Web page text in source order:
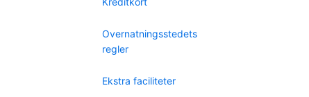
Overnatningsstedets
regler
Ekstra faciliteter